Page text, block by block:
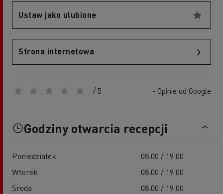
Ustaw jako ulubione
Strona internetowa
/ 5 - Opinie od Google
Godziny otwarcia recepcji
Poniedziałek
08:00 / 19:00
Wtorek
08:00 / 19:00
Środa
08:00 / 19:00